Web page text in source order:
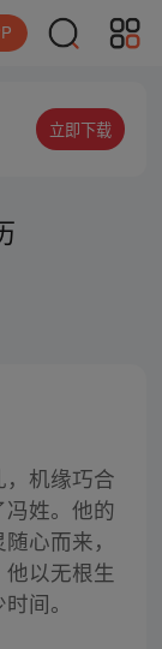
立即下载
机缘巧合
姓。他的
心而来，
以无根生
间。